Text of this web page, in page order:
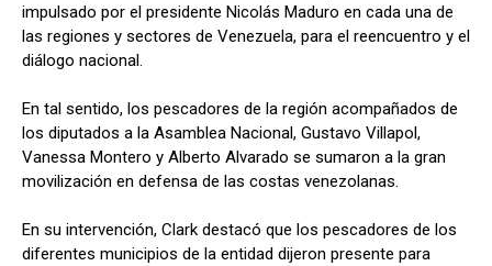
impulsado por el presidente Nicolás Maduro en cada una de
las regiones y sectores de Venezuela, para el reencuentro y el
diálogo nacional.
En tal sentido, los pescadores de la región acompañados de
los diputados a la Asamblea Nacional, Gustavo Villapol,
Vanessa Montero y Alberto Alvarado se sumaron a la gran
movilización en defensa de las costas venezolanas.
En su intervención, Clark destacó que los pescadores de los
diferentes municipios de la entidad dijeron presente para